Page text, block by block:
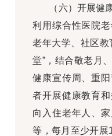
（六）开展健
利用综合性医院老
老年大学、社区教
堂”，结合敬老月
健康宣传周、重
者开展健康教育
向入住老年人、
等，每月至少开展